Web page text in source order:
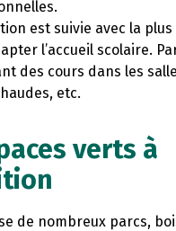
est suivie avec la
l’accueil scolaire.
des cours dans les
etc.
verts à
de nombreux parcs,